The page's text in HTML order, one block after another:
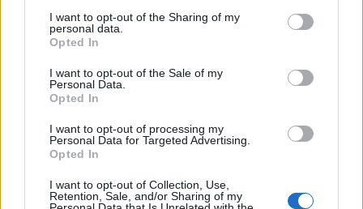
I want to opt-out of the Sharing of my
personal data.
Opted In
I want to opt-out of the Sale of my
Personal Data.
Opted In
I want to opt-out of processing my
Personal Data for Targeted Advertising.
Opted In
I want to opt-out of Collection, Use,
Retention, Sale, and/or Sharing of my
Δημοσιεύεται άμεσα διόρθωση, διευκρίνιση ή
επικαιροποίηση
Η διόρθωση επισημαίνεται σαφώς μέσα στο
άρθρο
Όπου απαιτείται, προστίθεται σχετική
σημείωση που εξηγεί τη φύση της διόρθωσης
Υποβολή παραπόνων